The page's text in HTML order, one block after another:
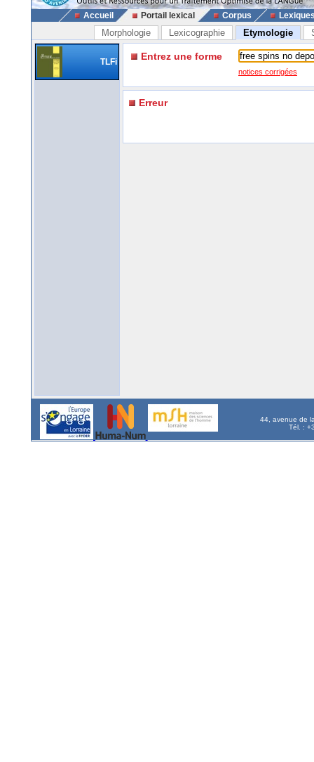
Accueil Portail lexical Corpus
Morphologie Lexicographie Etymologie
TLFi Entrez une forme
notices corrigées
Erreur
44, avenue de
Tél. :